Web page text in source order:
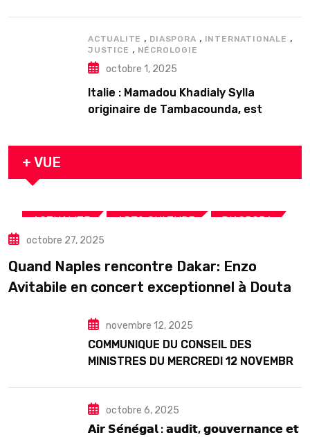
ACTUALITE , DIASPORA , INTERNATIONALE ,
JUSTICE , NÉCROLOGIE
octobre 1, 2025
Italie : Mamadou Khadialy Sylla
originaire de Tambacounda, est
arrestation
+ VUE
ACTUALITE ART& CULTURE DIASPORA
TOURISME
octobre 27, 2025
Quand Naples rencontre Dakar: Enzo
Avitabile en concert exceptionnel à Douta
novembre 12, 2025
COMMUNIQUE DU CONSEIL DES
MINISTRES DU MERCREDI 12 NOVEMBRE
octobre 6, 2025
𝗔𝗶𝗿 𝗦𝗲́𝗻𝗲́𝗴𝗮𝗹 : 𝗮𝘂𝗱𝗶𝘁, 𝗴𝗼𝘂𝘃𝗲𝗿𝗻𝗮𝗻𝗰𝗲 𝗲𝘁